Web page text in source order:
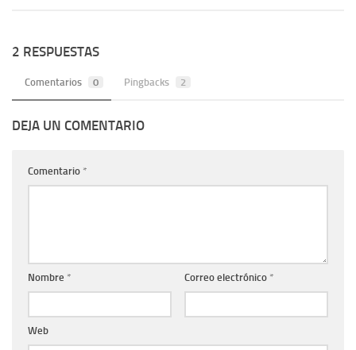
2 RESPUESTAS
Comentarios 0 Pingbacks 2
DEJA UN COMENTARIO
Comentario *
Nombre * Correo electrónico *
Web